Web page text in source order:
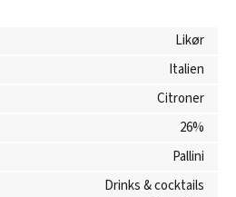
Likør
Italien
Citroner
26%
Pallini
Drinks & cocktails